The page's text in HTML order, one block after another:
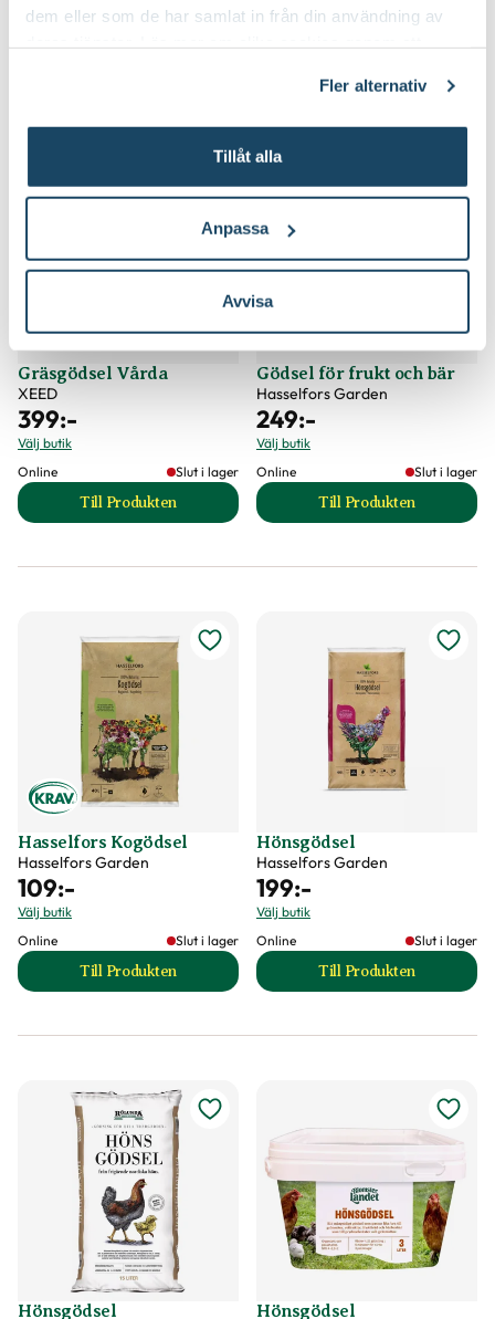
dem eller som de har samlat in från din användning av
Fler alternativ
Tillåt alla
Anpassa
Avvisa
till Blåbärsgödsel produktsida till Chrysan think
Gräsgödsel Vårda
XEED
399:-
Välj butik
Online
Slut i lager
Till Produkten
till Gräsgödsel Vårda produktsida
Gödsel för frukt och bär
Hasselfors Garden
249:-
Välj butik
Online
Slut i lager
Till Produkten
till Gödsel för
Hasselfors Kogödsel
Hasselfors Garden
109:-
Välj butik
Online
Slut i lager
Till Produkten
till Hasselfors Kogödsel produktsida
Hönsgödsel
Hasselfors Garden
199:-
Välj butik
Online
Slut i lager
Till Produkten
till Hönsgödsel
Hönsgödsel Hönsgödsel